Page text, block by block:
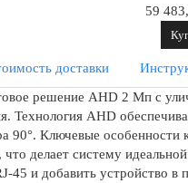
59
доставки
решение AHD 2 Мп с
Технология AHD
Ключевые
делает систему
45 и добавить